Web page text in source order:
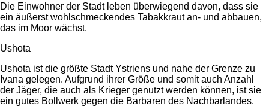
Die Einwohner der Stadt leben überwiegend davon, dass sie
ein äußerst wohlschmeckendes Ta­bakkraut an- und abbauen,
das im Moor wächst.
Ushota
Ushota ist die größte Stadt Ystriens und nahe der Grenze zu
Ivana gelegen. Aufgrund ihrer Größe und somit auch Anzahl
der Jäger, die auch als Krieger genutzt werden können, ist sie
ein gutes Bollwerk gegen die Barbaren des Nachbarlandes.